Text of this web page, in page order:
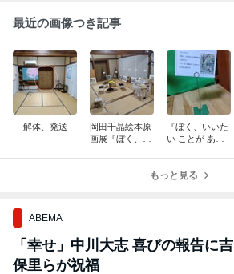
最近の画像つき記事
解体、発送
岡田千晶絵本原
画展『ぼく、い
『ぼく、いいた
い ことが ある
千晶さんは11時
もっと見る
ABEMA
「幸せ」中川大志 喜びの報告に
保里らが祝福